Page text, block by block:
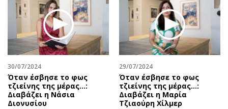
30/07/2024
Όταν έσβησε το φως
τζιείνης της μέρας…:
Διαβάζει η Νάσια
Διονυσίου
29/07/2024
Όταν έσβησε το φως
τζιείνης της μέρας…:
Διαβάζει η Μαρία
Τζιαούρη Χίλμερ